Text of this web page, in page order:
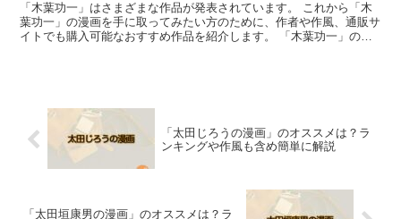
「木葉功一」はさまざまな作品が発表されています。 これから「木
葉功一」の漫画を手に取ってみたい方のために、作者や作風、通販サ
イトでも購入可能なおすすめ作品を紹介します。 「木葉功一」の作
「太田じろうの漫画」のオススメは？ラ
ンキングや作風も含め簡単に解説
「太田垣康男の漫画」のオススメは？ラ